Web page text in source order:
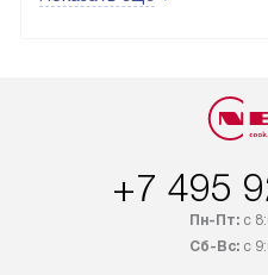
до подъезда, отдельная
оплачивается
товар в наличии, он
трех дней. Доставка в
Петербург и другие
осуществляется через
+7 495
Пн-Пт:с
Сб-Вс:с